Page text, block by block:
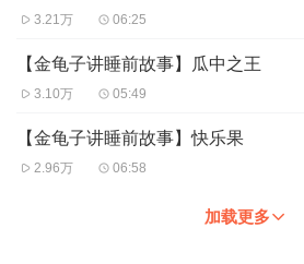
3.21万 06:25
【金龟子讲睡前故事】瓜中之王
3.10万 05:49
【金龟子讲睡前故事】快乐果
2.96万 06:58
加载更多